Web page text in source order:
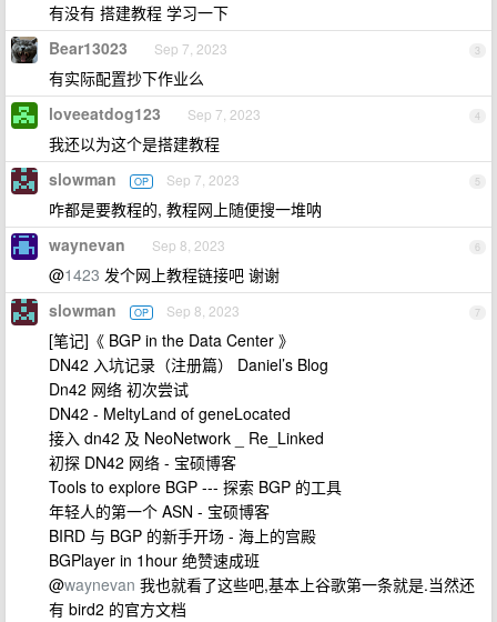
有没有 搭建教程 学习一下
3
Bear13023 Sep 7, 2023
有实际配置抄下作业么
4
loveeatdog123 Sep 7, 2023
我还以为这个是搭建教程
5
slowman OP Sep 7, 2023
咋都是要教程的, 教程网上随便搜一堆呐
6
waynevan Sep 8, 2023
@1423 发个网上教程链接吧 谢谢
7
slowman OP Sep 8, 2023
[笔记]《 BGP in the Data Center 》
DN42 入坑记录（注册篇） Daniel’s Blog
Dn42 网络 初次尝试
DN42 - MeltyLand of geneLocated
接入 dn42 及 NeoNetwork _ Re_Linked
初探 DN42 网络 - 宝硕博客
Tools to explore BGP --- 探索 BGP 的工具
年轻人的第一个 ASN - 宝硕博客
BIRD 与 BGP 的新手开场 - 海上的宫殿
BGPlayer in 1hour 绝赞速成班
@waynevan 我也就看了这些吧,基本上谷歌第一条就是.当然还
有 bird2 的官方文档